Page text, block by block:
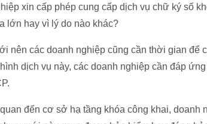
xin cấp phép cung cấp dịch vụ chữ ký số
lớn hay vì lý do nào khác?
nên các doanh nghiệp cũng cần thời gian để
dịch vụ này, các doanh nghiệp cần đáp
đến cơ sở hạ tầng khóa công khai, doanh